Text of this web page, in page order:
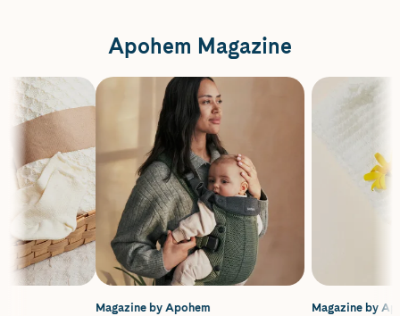
Apohem Magazine
Magazine by
Magazine by Apohem